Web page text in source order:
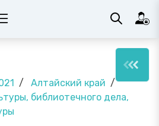
Алтайский край
библиотечного дела,